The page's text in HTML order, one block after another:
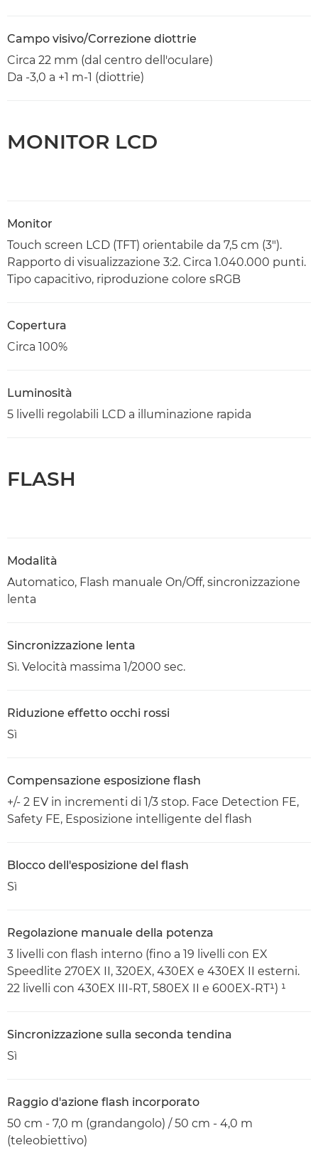
Campo visivo/Correzione diottrie
Circa 22 mm (dal centro dell'oculare)
Da -3,0 a +1 m-1 (diottrie)
MONITOR LCD
Monitor
Touch screen LCD (TFT) orientabile da 7,5 cm (3").
Rapporto di visualizzazione 3:2. Circa 1.040.000 punti.
Tipo capacitivo, riproduzione colore sRGB
Copertura
Circa 100%
Luminosità
5 livelli regolabili LCD a illuminazione rapida
FLASH
Modalità
Automatico, Flash manuale On/Off, sincronizzazione
lenta
Sincronizzazione lenta
Sì. Velocità massima 1/2000 sec.
Riduzione effetto occhi rossi
Sì
Compensazione esposizione flash
+/- 2 EV in incrementi di 1/3 stop. Face Detection FE,
Safety FE, Esposizione intelligente del flash
Blocco dell'esposizione del flash
Sì
Regolazione manuale della potenza
3 livelli con flash interno (fino a 19 livelli con EX
Speedlite 270EX II, 320EX, 430EX e 430EX II esterni.
22 livelli con 430EX III-RT, 580EX II e 600EX-RT¹) ¹
Sincronizzazione sulla seconda tendina
Sì
Raggio d'azione flash incorporato
50 cm - 7,0 m (grandangolo) / 50 cm - 4,0 m
(teleobiettivo)